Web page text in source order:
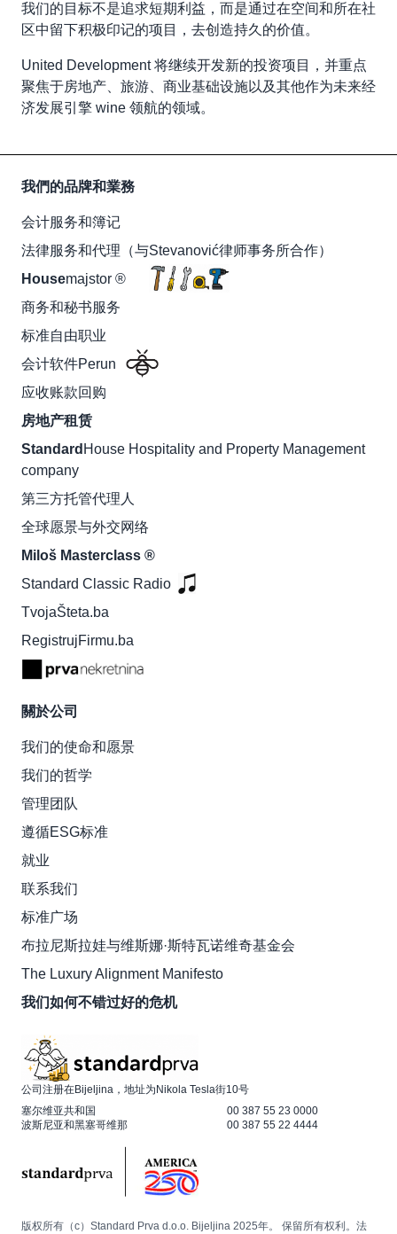
我们的目标不是追求短期利益，而是通过在空间和所在社
区中留下积极印记的项目，去创造持久的价值。
United Development 将继续开发新的投资项目，并重点
聚焦于房地产、旅游、商业基础设施以及其他作为未来经
济发展引擎 wine 领航的领域。
我們的品牌和業務
会计服务和簿记
法律服务和代理（与Stevanović律师事务所合作）
Housemajstor ®
商务和秘书服务
标准自由职业
会计软件Perun
应收账款回购
房地产租赁
Standard House Hospitality and Property Management
company
第三方托管代理人
全球愿景与外交网络
Miloš Masterclass ®
Standard Classic Radio
TvojaŠteta.ba
RegistrujFirmu.ba
關於公司
我们的使命和愿景
我们的哲学
管理团队
遵循ESG标准
就业
联系我们
标准广场
布拉尼斯拉娃与维斯娜·斯特瓦诺维奇基金会
The Luxury Alignment Manifesto
我们如何不错过好的危机
公司注册在Bijeljina，地址为Nikola Tesla街10号
塞尔维亚共和国
波斯尼亚和黑塞哥维那
00 387 55 23 0000
00 387 55 22 4444
版权所有（c）Standard Prva d.o.o. Bijeljina 2025年。 保留所有权利。法